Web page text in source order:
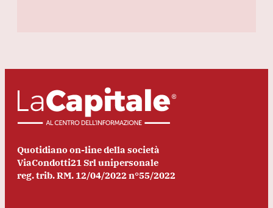
Quotidiano on-line della società
ViaCondotti21 Srl unipersonale
reg. trib. RM. 12/04/2022 n°55/2022